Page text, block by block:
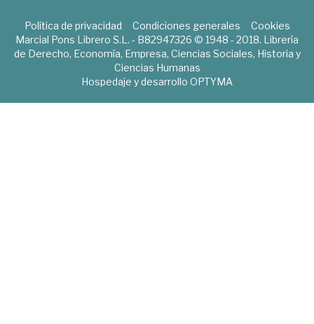
Política de privacidad Condiciones generales
Cookies
Marcial Pons Librero S.L. - B82947326 © 1948 - 2018. Librería
de Derecho, Economía, Empresa, Ciencias Sociales, Historia y
Ciencias Humanas
Hospedaje y desarrollo OPTYMA